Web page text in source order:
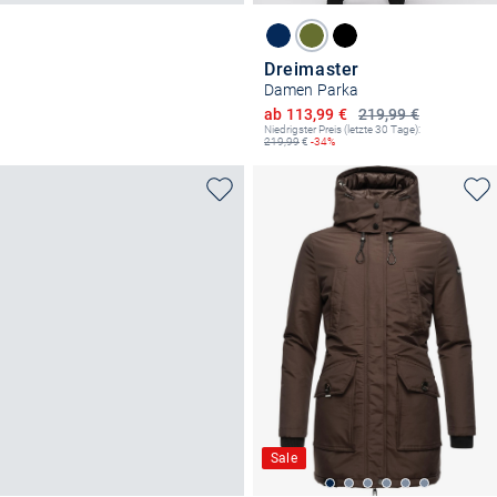
Dreimaster
Damen Parka
219,99 €
Ermäßigter Preis
ab 113,99 €
Niedrigster Preis (letzte 30 Tage):
219,99€ -34%
Sale